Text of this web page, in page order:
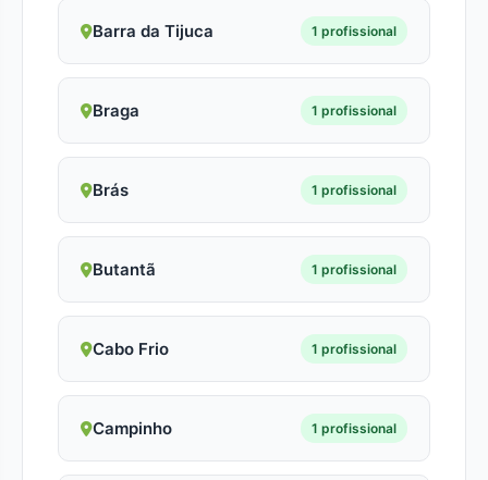
Barra da Tijuca 1 profissional
Braga 1 profissional
Brás 1 profissional
Butantã 1 profissional
Cabo Frio 1 profissional
Campinho 1 profissional